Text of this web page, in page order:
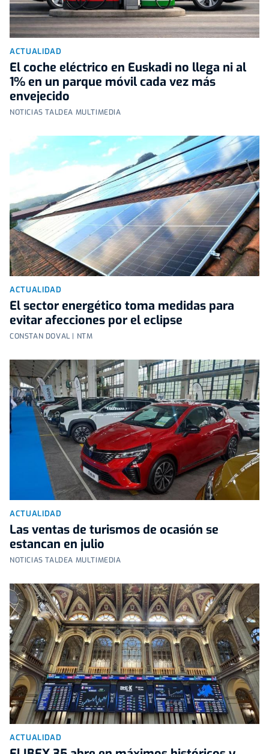
ACTUALIDAD
El coche eléctrico en Euskadi no llega ni al
1% en un parque móvil cada vez más
envejecido
NOTICIAS TALDEA MULTIMEDIA
ACTUALIDAD
El sector energético toma medidas para
evitar afecciones por el eclipse
CONSTAN DOVAL | NTM
ACTUALIDAD
Las ventas de turismos de ocasión se
estancan en julio
NOTICIAS TALDEA MULTIMEDIA
ACTUALIDAD